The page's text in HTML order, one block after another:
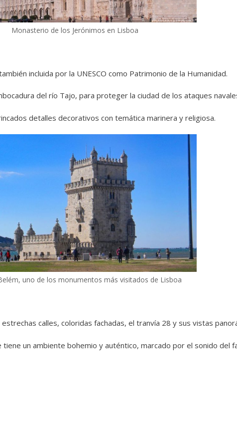
Monasterio de los Jerónimos en Lisboa
incluida por la UNESCO como Patrimonio de la Humanidad.
del río Tajo, para proteger la ciudad de los ataques
detalles decorativos con temática marinera y religiosa.
uno de los monumentos más visitados de Lisboa
calles, coloridas fachadas, el tranvía 28 y sus vistas
un ambiente bohemio y auténtico, marcado por el sonido del